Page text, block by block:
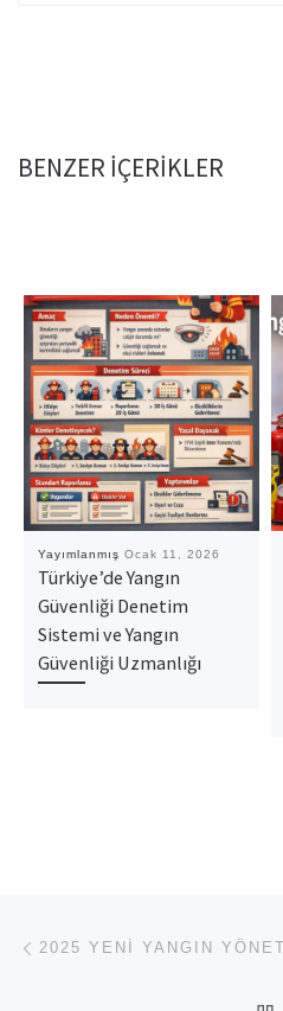
BENZER IÇERIKLER
Yayımlanmış Ocak 11, 2026
Türkiye’de Yangın
Güvenliği Denetim
Sistemi ve Yangın
Güvenliği Uzmanlığı
Yazı dolaşımı